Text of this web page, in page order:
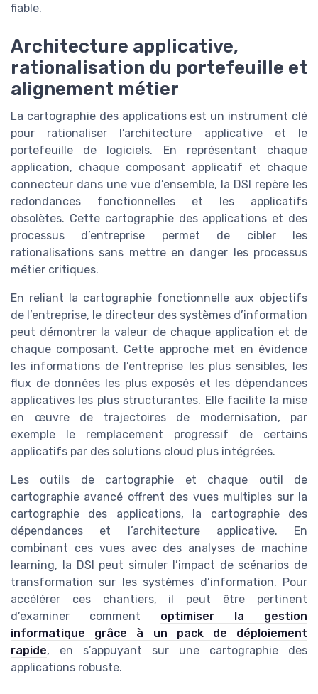
fiable.
Architecture applicative,
rationalisation du portefeuille et
alignement métier
La cartographie des applications est un instrument clé
pour rationaliser l’architecture applicative et le
portefeuille de logiciels. En représentant chaque
application, chaque composant applicatif et chaque
connecteur dans une vue d’ensemble, la DSI repère les
redondances fonctionnelles et les applicatifs
obsolètes. Cette cartographie des applications et des
processus d’entreprise permet de cibler les
rationalisations sans mettre en danger les processus
métier critiques.
En reliant la cartographie fonctionnelle aux objectifs
de l’entreprise, le directeur des systèmes d’information
peut démontrer la valeur de chaque application et de
chaque composant. Cette approche met en évidence
les informations de l’entreprise les plus sensibles, les
flux de données les plus exposés et les dépendances
applicatives les plus structurantes. Elle facilite la mise
en œuvre de trajectoires de modernisation, par
exemple le remplacement progressif de certains
applicatifs par des solutions cloud plus intégrées.
Les outils de cartographie et chaque outil de
cartographie avancé offrent des vues multiples sur la
cartographie des applications, la cartographie des
dépendances et l’architecture applicative. En
combinant ces vues avec des analyses de machine
learning, la DSI peut simuler l’impact de scénarios de
transformation sur les systèmes d’information. Pour
accélérer ces chantiers, il peut être pertinent
d’examiner comment optimiser la gestion
informatique grâce à un pack de déploiement
rapide, en s’appuyant sur une cartographie des
applications robuste.